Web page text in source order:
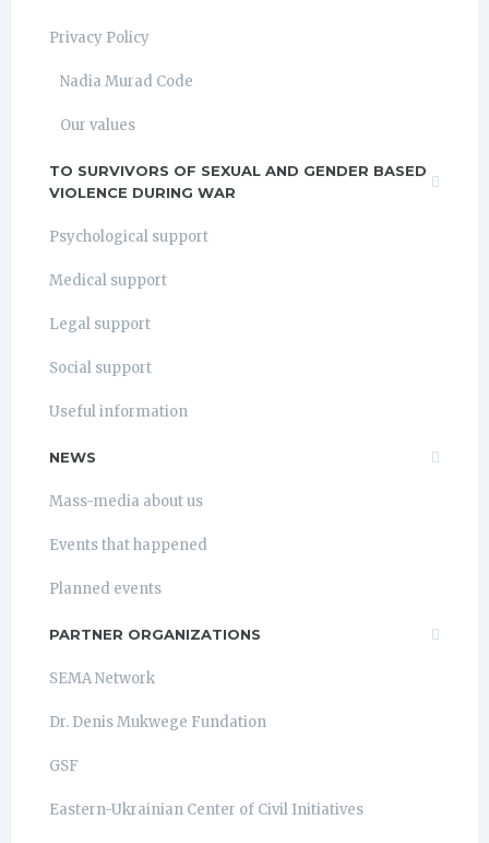
Privacy Policy
Nadia Murad Code
Our values
TO SURVIVORS OF SEXUAL AND GENDER BASED
VIOLENCE DURING WAR
Psychological support
Medical support
Legal support
Social support
Useful information
NEWS
Mass-media about us
Events that happened
Planned events
PARTNER ORGANIZATIONS
SEMA Network
Dr. Denis Mukwege Fundation
GSF
Eastern-Ukrainian Center of Civil Initiatives